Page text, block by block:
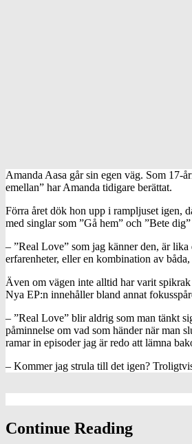
Amanda Aasa går sin egen väg. Som
emellan” har Amanda tidigare berättat.
Förra året dök hon upp i rampljuset igen,
med singlar som ”Gå hem” och ”Bete
– ”Real Love” som jag känner den, är
erfarenheter, eller en kombination av
Även om vägen inte alltid har varit
Nya EP:n innehåller bland annat
– ”Real Love” blir aldrig som man tänkt
påminnelse om vad som händer när man
ramar in episoder jag är redo att lämna
– Kommer jag strula till det igen?
Continue Reading